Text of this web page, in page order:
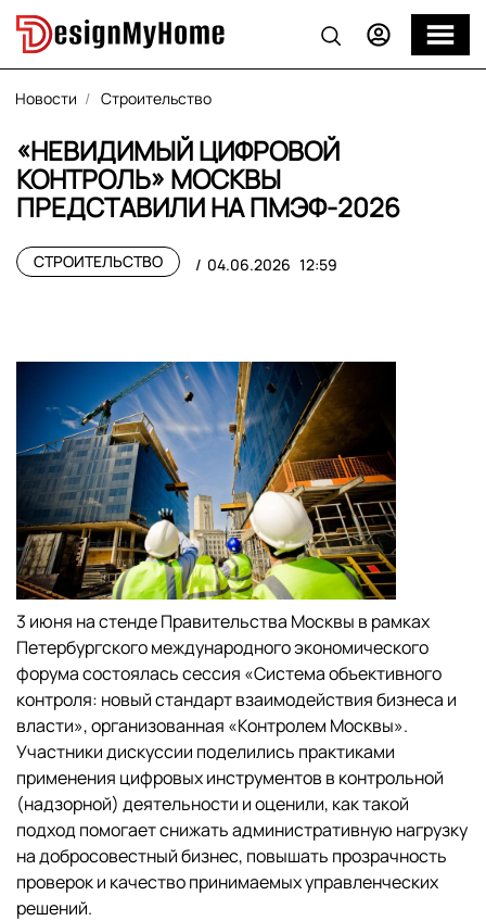
Новости Строительство
«НЕВИДИМЫЙ ЦИФРОВОЙ
КОНТРОЛЬ» МОСКВЫ
ПРЕДСТАВИЛИ НА ПМЭФ-2026
СТРОИТЕЛЬСТВО 04.06.2026 12:59
3 июня на стенде Правительства Москвы в рамках
Петербургского международного экономического
форума состоялась сессия «Система объективного
контроля: новый стандарт взаимодействия бизнеса и
власти», организованная «Контролем Москвы».
Участники дискуссии поделились практиками
применения цифровых инструментов в контрольной
(надзорной) деятельности и оценили, как такой
подход помогает снижать административную нагрузку
на добросовестный бизнес, повышать прозрачность
проверок и качество принимаемых управленческих
решений.